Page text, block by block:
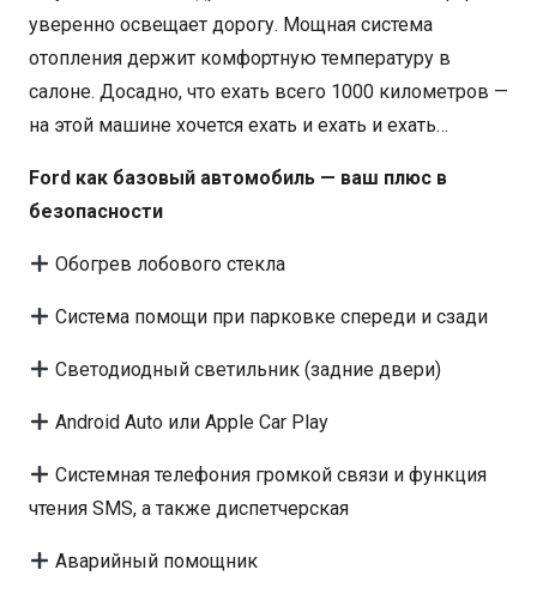
уверенно освещает дорогу. Мощная система
отопления держит комфортную температуру в
салоне. Досадно, что ехать всего 1000 километров —
на этой машине хочется ехать и ехать и ехать…
Ford как базовый автомобиль — ваш плюс в
безопасности
Обогрев лобового стекла
Система помощи при парковке спереди и сзади
Светодиодный светильник (задние двери)
Android Auto или Apple Car Play
Системная телефония громкой связи и функция
чтения SMS, а также диспетчерская
Аварийный помощник